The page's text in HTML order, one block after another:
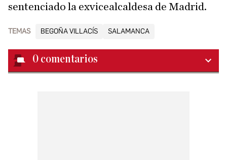
sentenciado la exvicealcaldesa de Madrid.
TEMAS BEGOÑA VILLACÍS SALAMANCA
0 comentarios